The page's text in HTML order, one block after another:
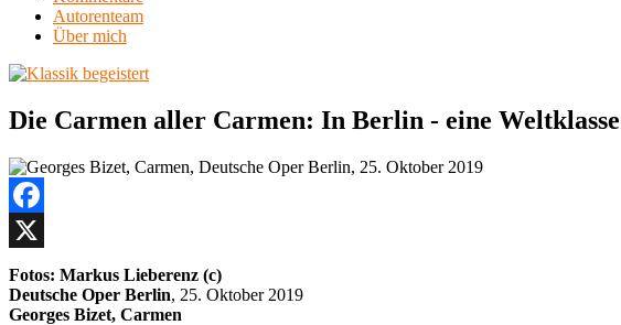
Autorenteam
Über mich
Die Carmen aller Carmen: In Berlin - eine
Facebook
X
Fotos: Markus Lieberenz (c)
Deutsche Oper Berlin, 25. Oktober 2019
Georges Bizet, Carmen